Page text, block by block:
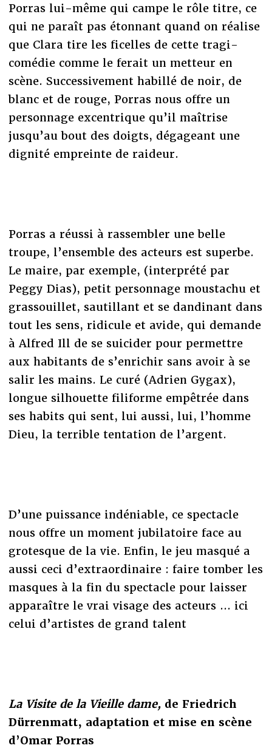
Porras lui-même qui campe le rôle titre, ce
qui ne paraît pas étonnant quand on réalise
que Clara tire les ficelles de cette tragi-
comédie comme le ferait un metteur en
scène. Successivement habillé de noir, de
blanc et de rouge, Porras nous offre un
personnage excentrique qu’il maîtrise
jusqu’au bout des doigts, dégageant une
dignité empreinte de raideur.
Porras a réussi à rassembler une belle
troupe, l’ensemble des acteurs est superbe.
Le maire, par exemple, (interprété par
Peggy Dias), petit personnage moustachu et
grassouillet, sautillant et se dandinant dans
tout les sens, ridicule et avide, qui demande
à Alfred Ill de se suicider pour permettre
aux habitants de s’enrichir sans avoir à se
salir les mains. Le curé (Adrien Gygax),
longue silhouette filiforme empêtrée dans
ses habits qui sent, lui aussi, lui, l’homme
Dieu, la terrible tentation de l’argent.
D’une puissance indéniable, ce spectacle
nous offre un moment jubilatoire face au
grotesque de la vie. Enfin, le jeu masqué a
aussi ceci d’extraordinaire : faire tomber les
masques à la fin du spectacle pour laisser
apparaître le vrai visage des acteurs ... ici
celui d’artistes de grand talent
La Visite de la Vieille dame,de Friedrich
Dürrenmatt, adaptation et mise en scène
d’Omar Porras